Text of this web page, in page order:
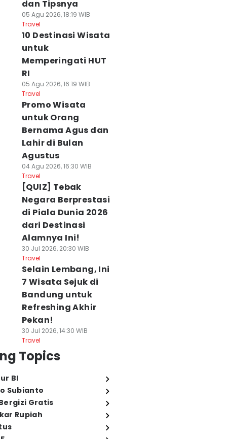
dan Tipsnya
05 Agu 2026, 18:19 WIB
Travel
10 Destinasi Wisata
untuk
Memperingati HUT
RI
05 Agu 2026, 16:19 WIB
Travel
Promo Wisata
untuk Orang
Bernama Agus dan
Lahir di Bulan
Agustus
04 Agu 2026, 16:30 WIB
Travel
[QUIZ] Tebak
Negara Berprestasi
di Piala Dunia 2026
dari Destinasi
Alamnya Ini!
30 Jul 2026, 20:30 WIB
Travel
Selain Lembang, Ini
7 Wisata Sejuk di
Bandung untuk
Refreshing Akhir
Pekan!
30 Jul 2026, 14:30 WIB
Travel
Topics
BI
Subianto
Gratis
Rupiah